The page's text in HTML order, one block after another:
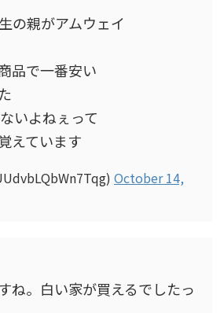
の親がアムウェイ
品で一番安い
いよねぇって
えています
October 14,
ね。白い家が買えるでしたっ